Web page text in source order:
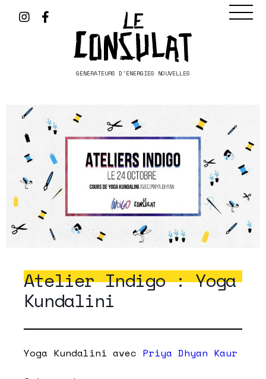
GÉNÉRATEURS D'ÉNERGIES NOUVELLES
Atelier Indigo : Yoga
Kundalini
Yoga Kundalini avec Priya Dhyan Kaur